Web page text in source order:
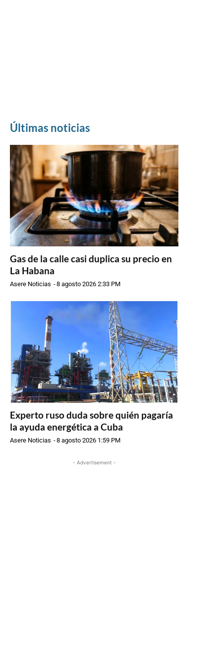
Últimas noticias
Gas de la calle casi duplica su precio en
La Habana
Asere Noticias -8 agosto 2026 2:33 PM
Experto ruso duda sobre quién pagaría
la ayuda energética a Cuba
Asere Noticias -8 agosto 2026 1:59 PM
- Advertisement -